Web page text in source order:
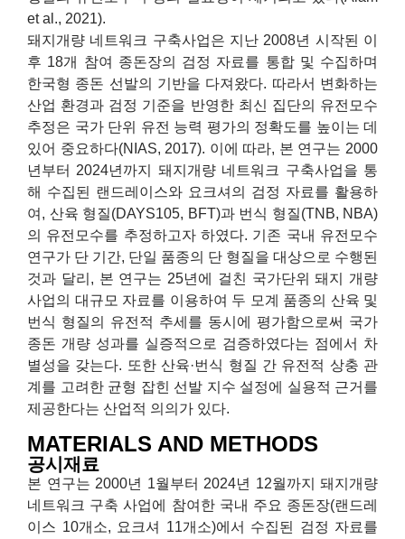
et al., 2021).
돼지개량 네트워크 구축사업은 지난 2008년 시작된 이
후 18개 참여 종돈장의 검정 자료를 통합 및 수집하며
한국형 종돈 선발의 기반을 다져왔다. 따라서 변화하는
산업 환경과 검정 기준을 반영한 최신 집단의 유전모수
추정은 국가 단위 유전 능력 평가의 정확도를 높이는 데
있어 중요하다(NIAS, 2017). 이에 따라, 본 연구는 2000
년부터 2024년까지 돼지개량 네트워크 구축사업을 통
해 수집된 랜드레이스와 요크셔의 검정 자료를 활용하
여, 산육 형질(DAYS105, BFT)과 번식 형질(TNB, NBA)
의 유전모수를 추정하고자 하였다. 기존 국내 유전모수
연구가 단 기간, 단일 품종의 단 형질을 대상으로 수행된
것과 달리, 본 연구는 25년에 걸친 국가단위 돼지 개량
사업의 대규모 자료를 이용하여 두 모계 품종의 산육 및
번식 형질의 유전적 추세를 동시에 평가함으로써 국가
종돈 개량 성과를 실증적으로 검증하였다는 점에서 차
별성을 갖는다. 또한 산육·번식 형질 간 유전적 상충 관
계를 고려한 균형 잡힌 선발 지수 설정에 실용적 근거를
제공한다는 산업적 의의가 있다.
MATERIALS AND METHODS
공시재료
본 연구는 2000년 1월부터 2024년 12월까지 돼지개량
네트워크 구축 사업에 참여한 국내 주요 종돈장(랜드레
이스 10개소, 요크셔 11개소)에서 수집된 검정 자료를